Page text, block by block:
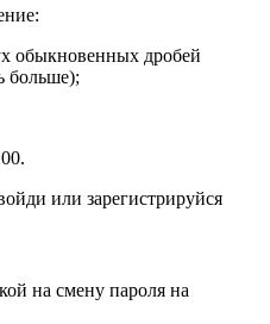
обыкновенных дробей
больше);
или зарегистрируйся
на смену пароля на